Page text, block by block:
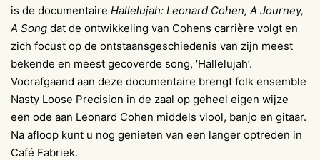
is de documentaire Hallelujah: Leonard Cohen, A Journey,
A Song dat de ontwikkeling van Cohens carrière volgt en
zich focust op de ontstaansgeschiedenis van zijn meest
bekende en meest gecoverde song, ‘Hallelujah’.
Voorafgaand aan deze documentaire brengt folk ensemble
Nasty Loose Precision in de zaal op geheel eigen wijze
een ode aan Leonard Cohen middels viool, banjo en gitaar.
Na afloop kunt u nog genieten van een langer optreden in
Café Fabriek.